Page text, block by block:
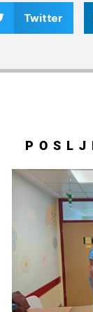
Twitter